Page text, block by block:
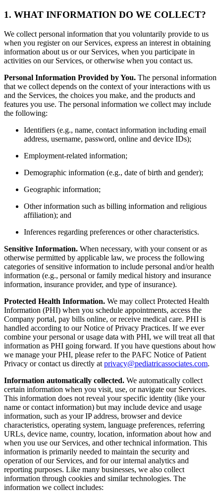
1. WHAT INFORMATION DO WE COLLECT?
We collect personal information that you voluntarily provide to us
when you register on our Services, express an interest in obtaining
information about us or our Services, when you participate in
activities on our Services, or otherwise when you contact us.
Personal Information Provided by You. The personal information
that we collect depends on the context of your interactions with us
and the Services, the choices you make, and the products and
features you use. The personal information we collect may include
the following:
Identifiers (e.g., name, contact information including email
address, username, password, online and device IDs);
Employment-related information;
Demographic information (e.g., date of birth and gender);
Geographic information;
Other information such as billing information and religious
affiliation); and
Inferences regarding preferences or other characteristics.
Sensitive Information. When necessary, with your consent or as
otherwise permitted by applicable law, we process the following
categories of sensitive information to include personal and/or health
information (e.g., personal or family medical history and insurance
information, insurance provider, and type of insurance).
Protected Health Information. We may collect Protected Health
Information (PHI) when you schedule appointments, access the
Company portal, pay bills online, or receive medical care. PHI is
handled according to our Notice of Privacy Practices. If we ever
combine your personal or usage data with PHI, we will treat all that
information as PHI going forward. If you have questions about how
we manage your PHI, please refer to the PAFC Notice of Patient
Privacy or contact us directly at privacy@pediatricassociates.com.
Information automatically collected. We automatically collect
certain information when you visit, use, or navigate our Services.
This information does not reveal your specific identity (like your
name or contact information) but may include device and usage
information, such as your IP address, browser and device
characteristics, operating system, language preferences, referring
URLs, device name, country, location, information about how and
when you use our Services, and other technical information. This
information is primarily needed to maintain the security and
operation of our Services, and for our internal analytics and
reporting purposes. Like many businesses, we also collect
information through cookies and similar technologies. The
information we collect includes: